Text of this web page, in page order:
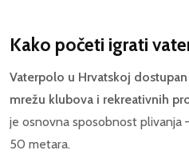
Kako početi igrati
Vaterpolo u Hrvatskoj
mrežu klubova i rekreativnih
je osnovna sposobnost plivanja
50 metara.